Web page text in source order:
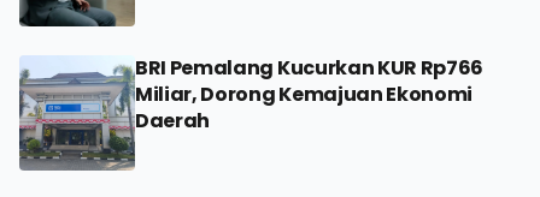
BRI Pemalang Kucurkan KUR Rp766
Miliar, Dorong Kemajuan Ekonomi
Daerah